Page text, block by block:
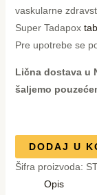
vaskularne
Super Tadapox
Pre upotrebe se
Lična dostava u
šaljemo
DODAJ U
Šifra proizvoda:
Opis